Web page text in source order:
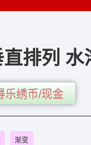
排列 水
乐绣币/现金
渐变